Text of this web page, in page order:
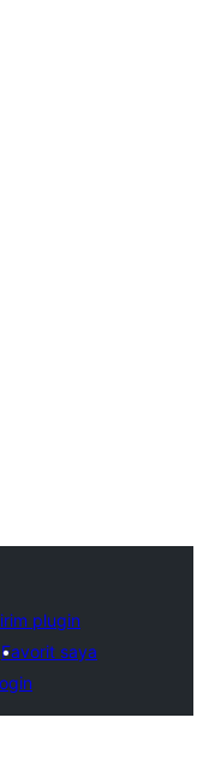
plugin
Favorit saya